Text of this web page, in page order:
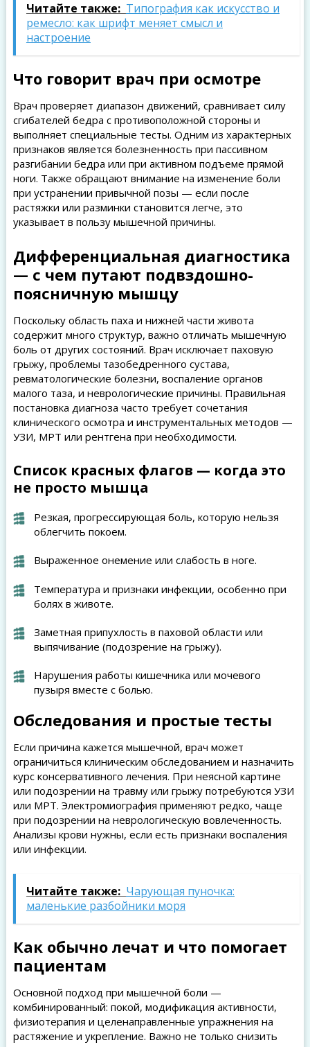
Читайте также: Типография как искусство и
ремесло: как шрифт меняет смысл и
настроение
Что говорит врач при осмотре
Врач проверяет диапазон движений, сравнивает силу
сгибателей бедра с противоположной стороны и
выполняет специальные тесты. Одним из характерных
признаков является болезненность при пассивном
разгибании бедра или при активном подъеме прямой
ноги. Также обращают внимание на изменение боли
при устранении привычной позы — если после
растяжки или разминки становится легче, это
указывает в пользу мышечной причины.
Дифференциальная диагностика
— с чем путают подвздошно-
поясничную мышцу
Поскольку область паха и нижней части живота
содержит много структур, важно отличать мышечную
боль от других состояний. Врач исключает паховую
грыжу, проблемы тазобедренного сустава,
ревматологические болезни, воспаление органов
малого таза, и неврологические причины. Правильная
постановка диагноза часто требует сочетания
клинического осмотра и инструментальных методов —
УЗИ, МРТ или рентгена при необходимости.
Список красных флагов — когда это
не просто мышца
Резкая, прогрессирующая боль, которую нельзя
облегчить покоем.
Выраженное онемение или слабость в ноге.
Температура и признаки инфекции, особенно при
болях в животе.
Заметная припухлость в паховой области или
выпячивание (подозрение на грыжу).
Нарушения работы кишечника или мочевого
пузыря вместе с болью.
Обследования и простые тесты
Если причина кажется мышечной, врач может
ограничиться клиническим обследованием и назначить
курс консервативного лечения. При неясной картине
или подозрении на травму или грыжу потребуются УЗИ
или МРТ. Электромиография применяют редко, чаще
при подозрении на неврологическую вовлеченность.
Анализы крови нужны, если есть признаки воспаления
или инфекции.
Читайте также: Чарующая пуночка:
маленькие разбойники моря
Как обычно лечат и что помогает
пациентам
Основной подход при мышечной боли —
комбинированный: покой, модификация активности,
физиотерапия и целенаправленные упражнения на
растяжение и укрепление. Важно не только снизить